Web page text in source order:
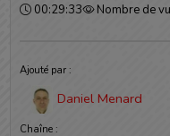
Durée :
00:29:33 Nombre de
Informations
Ajouté par :
Daniel Menard
Chaîne :